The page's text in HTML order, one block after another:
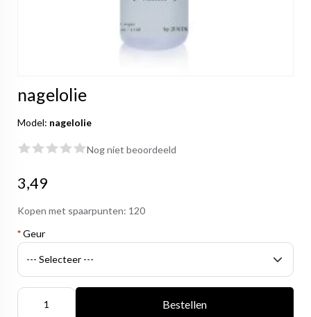
nagelolie
Model: nagelolie
Nog niet beoordeeld
3,49
Kopen met spaarpunten: 120
*Geur
Bestellen